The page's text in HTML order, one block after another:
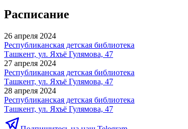
Расписание
26 апреля 2024
Республиканская детская библиотека
Ташкент, ул. Яхъё Гулямова, 47
27 апреля 2024
Республиканская детская библиотека
Ташкент, ул. Яхъё Гулямова, 47
28 апреля 2024
Республиканская детская библиотека
Ташкент, ул. Яхъё Гулямова, 47